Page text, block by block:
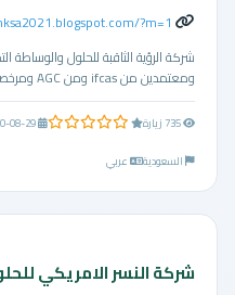
?m=1
شركة الرؤية الثاقبة للحلول والوساطة
ومعتمدين من ifcas ومن AGC ومرخصين من قبل كل الهيئات والجهات المهنية والما ...
0.0 من 5 نجوم
2020-08-29
السعودية
عربي
شركة النسر الامريكي